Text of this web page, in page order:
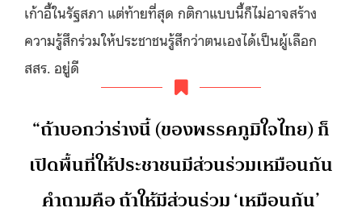
เก้าอี้ในรัฐสภา แต่ท้ายที่สุด กติกาแบบนี้ก็ไม่อาจสร้าง
ความรู้สึกร่วมให้ประชาชนรู้สึกว่าตนเองได้เป็นผู้เลือก
สสร. อยู่ดี
“ถ้าบอกว่าร่างนี้ (ของพรรคภูมิใจไทย) ก็
เปิดพื้นที่ให้ประชาชนมีส่วนร่วมเหมือนกัน
คำถามคือ ถ้าให้มีส่วนร่วม ‘เหมือนกัน’